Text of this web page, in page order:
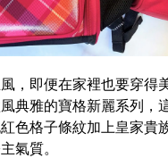
，即便在家裡也要穿得
典雅的寶格新麗系列，
色格子條紋加上皇家貴
氣質。